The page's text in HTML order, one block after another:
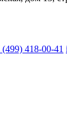
(499) 418-00-41